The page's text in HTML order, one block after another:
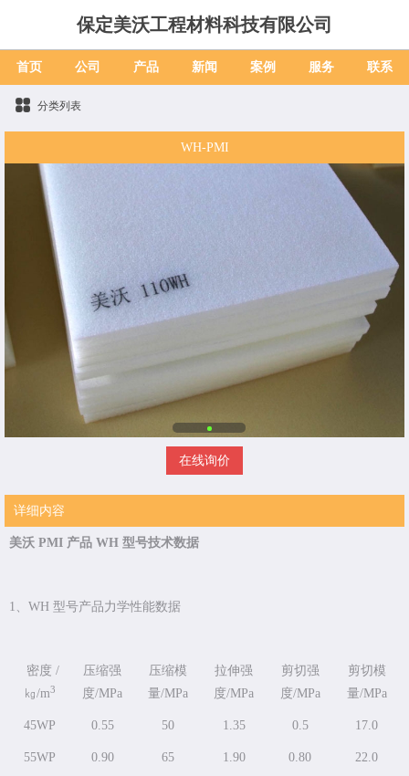
保定美沃工程材料科技有限公司
首页 公司 产品 新闻 案例 服务 联系
分类列表
WH-PMI
在线询价
详细内容
美沃 PMI 产品 WH 型号技术数据
1、WH 型号产品力学性能数据
密度 /
㎏/m3
压缩强
度/MPa
压缩模
量/MPa
拉伸强
度/MPa
剪切强
度/MPa
剪切模
量/MPa
45WP 0.55 50 1.35 0.5 17.0
55WP 0.90 65 1.90 0.80 22.0